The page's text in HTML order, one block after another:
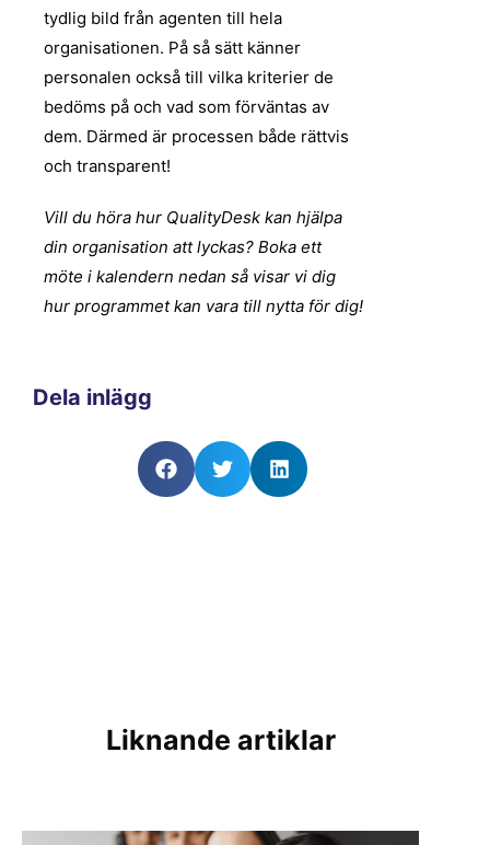
tydlig bild från agenten till hela
organisationen. På så sätt känner
personalen också till vilka kriterier de
bedöms på och vad som förväntas av
dem. Därmed är processen både rättvis
och transparent!
Vill du höra hur QualityDesk kan hjälpa
din organisation att lyckas? Boka ett
möte i kalendern nedan så visar vi dig
hur programmet kan vara till nytta för dig!
Dela inlägg
Liknande artiklar